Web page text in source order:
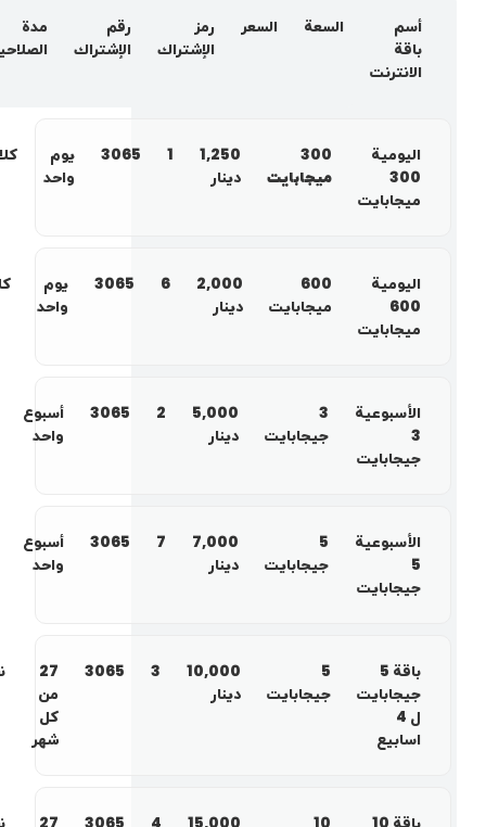
أسم
باقة
الانترنت
السعة السعر
رمز
الإشتراك
رقم
الإشتراك
مدة‌
اليومية
300
ميجابايت
300
ميجابايت
1,250
دينار
1
3065
يوم
واحد
كلا
اليومية
600
ميجابايت
600
ميجابايت
2,000
دينار
6
3065
يوم
واحد
الأسبوعية
3
جيجابايت
3
جيجابايت
5,000
دينار
2
3065
أسبوع
واحد
الأسبوعية
5
جيجابايت
5
جيجابايت
7,000
دينار
7
3065
أسبوع
واحد
باقة 5
جيجابايت
ل 4
اسابيع
5
جيجابايت
10,000
دينار
3
3065
27
من
كل
شهر